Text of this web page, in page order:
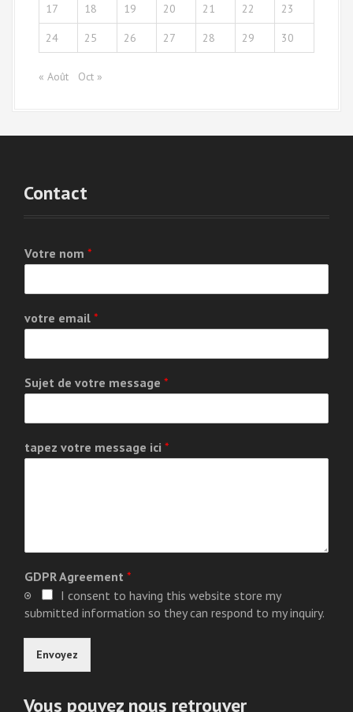
17 18 19 20 21 22 23
24 25 26 27 28 29 30
« Août Oct »
Contact
Votre nom *
votre email *
Sujet de votre message *
tapez votre message ici *
GDPR Agreement *
I consent to having this website store my
submitted information so they can respond to my inquiry.
Envoyez
Vous pouvez nous retrouver